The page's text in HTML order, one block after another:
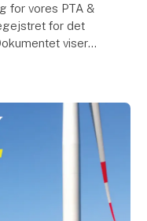
for vores PTA &
for det
viser